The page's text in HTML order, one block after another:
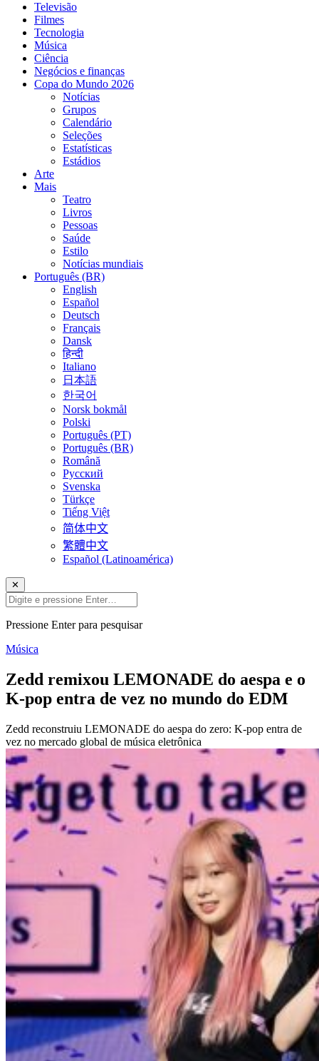
Televisão
Filmes
Tecnologia
Música
Ciência
Negócios e finanças
Copa do Mundo 2026
Notícias
Grupos
Calendário
Seleções
Estatísticas
Estádios
Arte
Mais
Teatro
Livros
Pessoas
Saúde
Estilo
Notícias mundiais
Português (BR)
English
Español
Deutsch
Français
Dansk
हिन्दी
Italiano
日本語
한국어
Norsk bokmål
Polski
Português (PT)
Português (BR)
Română
Русский
Svenska
Türkçe
Tiếng Việt
简体中文
繁體中文
Español (Latinoamérica)
✕
Pressione Enter para pesquisar
Música
Zedd remixou LEMONADE do aespa e o
K-pop entra de vez no mundo do EDM
Zedd reconstruiu LEMONADE do aespa do zero: K-pop entra de
vez no mercado global de música eletrônica